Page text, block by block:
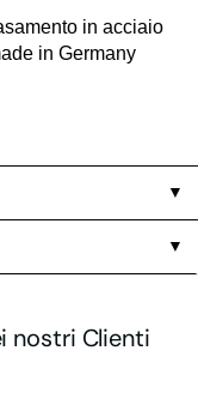
in acciaio
in Germany
▼
▼
nostri Clienti